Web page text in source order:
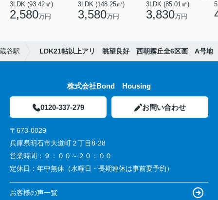
3LDK (93.42㎡)
2,580万円
3LDK (148.25㎡)
3,580万円
3LDK (85.01㎡)
3,830万円
谷駅 LDK21帖以上アリ 眺望良好 西朝霧丘全6区画 A号地
株式会社Bond Housing
0120-337-279 お問い合わせ
〒673-0029
兵庫県明石市大道町２丁目8-28
営業時間： ９：００～２０：００
定休日： 年中無休（水曜日・長期連休は事前要予約）
お客様の声一覧